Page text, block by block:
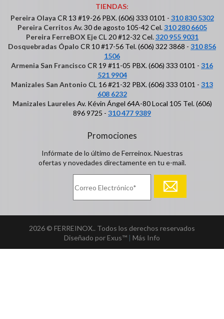
TIENDAS:
Pereira Olaya CR 13 #19-26 PBX. (606) 333 0101 - 310 830 5302
Pereira Cerritos Av. 30 de agosto 105-42 Cel.310 280 6605
Pereira FerreBOX EjeCL 20 #12-32 Cel.320 955 9031
Dosquebradas Ópalo CR 10 #17-56 Tel. (606) 322 3868 - 310 856
1506
Armenia San Francisco CR 19 #11-05 PBX. (606) 333 0101 - 316
521 9904
Manizales San Antonio CL 16 #21-32 PBX. (606) 333 0101 - 313
608 6232
Manizales Laureles Av. Kévin Ángel 64A-80 Local 105 Tel. (606)
896 9725 - 310 477 9389
Promociones
Infórmate de lo último de Ferreinox. Nuestras
ofertas y novedades directamente en tu e-mail.
2026 © FERREINOX.. Todos los derechos reservados
Diseñado por Exus™ | Más Info